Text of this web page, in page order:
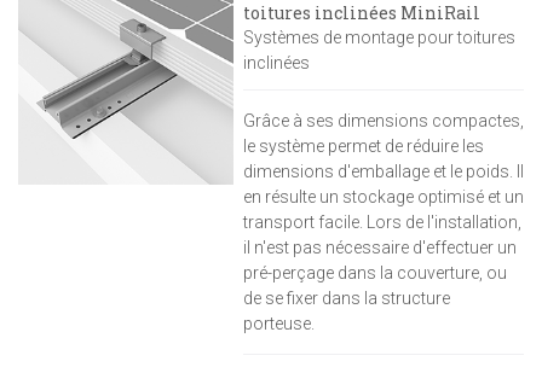
toitures inclinées MiniRail
Systèmes de montage pour toitures
inclinées
Grâce à ses dimensions compactes,
le système permet de réduire les
dimensions d'emballage et le poids. Il
en résulte un stockage optimisé et un
transport facile. Lors de l'installation,
il n'est pas nécessaire d'effectuer un
pré-perçage dans la couverture, ou
de se fixer dans la structure
porteuse.